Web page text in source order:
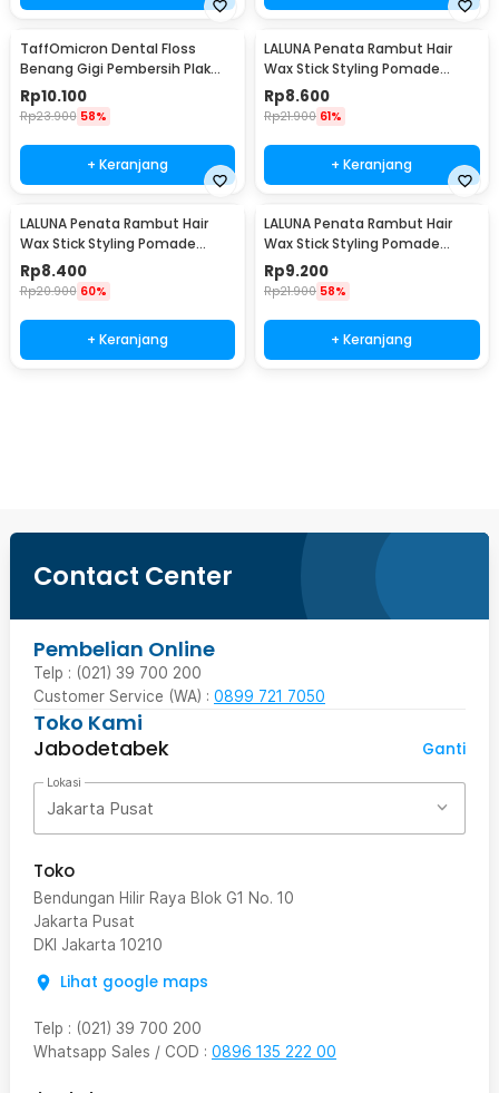
TaffOmicron Dental Floss
Benang Gigi Pembersih Plak
100 PCS - TF-100
Rp10.100
Rp23.900 58%
+ Keranjang
LALUNA Penata Rambut Hair
Wax Stick Styling Pomade
Breaking 15G Avocado - L65
Rp8.600
Rp21.900 61%
+ Keranjang
LALUNA Penata Rambut Hair
Wax Stick Styling Pomade
Breaking 15G Coconut - L65
Rp8.400
Rp20.900 60%
+ Keranjang
LALUNA Penata Rambut Hair
Wax Stick Styling Pomade
Breaking 15G Strawberry - L65
Rp9.200
Rp21.900 58%
+ Keranjang
Contact Center
Pembelian Online
Telp : (021) 39 700 200
Customer Service (WA) : 0899 721 7050
Toko Kami
Jabodetabek
Ganti
Lokasi
Jakarta Pusat
Toko
Bendungan Hilir Raya Blok G1 No. 10
Jakarta Pusat
DKI Jakarta 10210
Lihat google maps
Telp : (021) 39 700 200
Whatsapp Sales / COD : 0896 135 222 00